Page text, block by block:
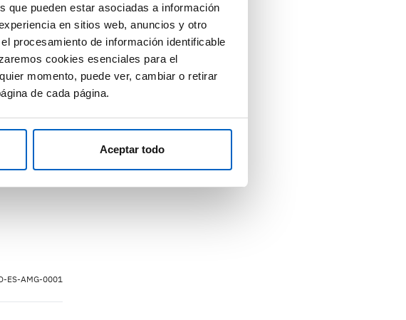
pueden estar asociadas a información
en sitios web, anuncios y otro
procesamiento de información identificable
cookies esenciales para el
momento, puede ver, cambiar o retirar
de cada página.
Aceptar todo
datos
a
así, un
y
hacia
ES-AMG-0001